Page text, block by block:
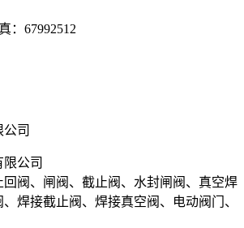
：67992512
公司
阀、闸阀、截止阀、水封闸阀、真空焊
焊接截止阀、焊接真空阀、电动阀门、